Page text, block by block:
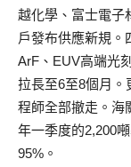
越化學、富士電子
戶發布供應新規。
ArF、EUV高端光
拉長至6至8個月。
程師全部撤走。海
年一季度的2,200
95%。